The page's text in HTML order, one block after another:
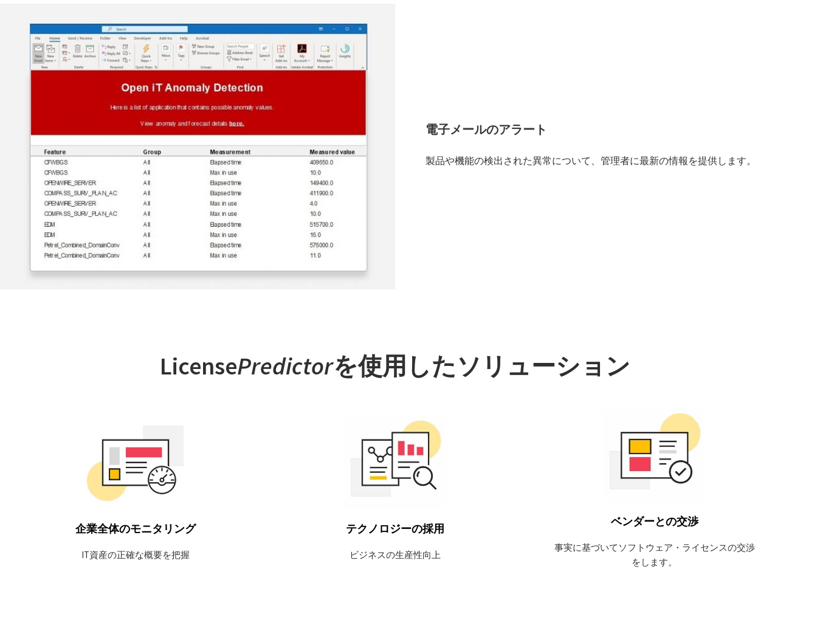
電子メールのアラート
製品や機能の検出された異常について、管理者に最新の情報を提供します。
LicensePredictorを使用したソリューション
企業全体のモニタリング
IT資産の正確な概要を把握
アルタイムで確認できます。ライセ
ンスマネージャに関連付けられたア
プリケーションの正確な使用状況の
履歴を生成します。これらのデータ
を任意のBIツールにインポートする
ます。
詳細はこちら
テクノロジーの採用
ビジネスの生産性向上
バージョン別の使用状況を識別する
ことで、トレーニングのニーズ、ス
ーパーユーザー、旧バージョンの潜
在的なセキュリティリスク、新バー
ジョンの導入状況などを把握するこ
詳細はこちら
ベンダーとの交渉
事実に基づいてソフトウェア・ライセンスの交渉
をします。
収集したデータを活用して、
契約更新時に備えます。